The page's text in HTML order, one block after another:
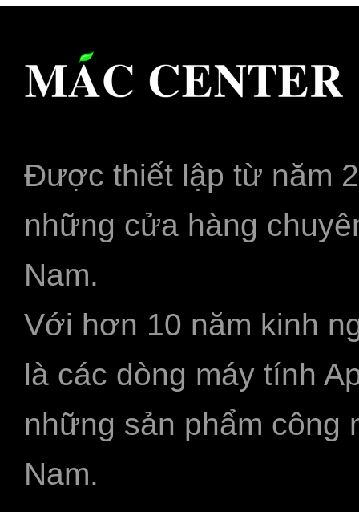
Được thiết lập từ năm
những cửa hàng
Nam.
Với hơn 10 năm kinh
là các dòng máy tính
những sản phẩm công
Nam.